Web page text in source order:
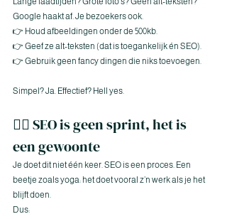
Google haakt af. Je bezoekers ook.
👉 Houd afbeeldingen onder de 500kb.
👉 Geef ze alt-teksten (dat is toegankelijk én SEO).
👉 Gebruik geen fancy dingen die niks toevoegen.
Simpel? Ja. Effectief? Hell yes.
🧘‍♀️ SEO is geen sprint, het is
een gewoonte
Je doet dit niet één keer. SEO is een proces. Een
beetje zoals yoga: het doet vooral z’n werk als je het
blijft doen.
Dus: